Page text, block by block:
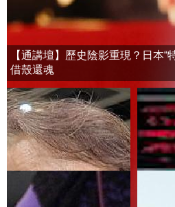
【通講壇】歷史陰影重現？日本“
借殼還魂